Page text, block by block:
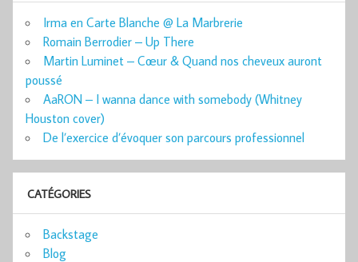
Irma en Carte Blanche @ La Marbrerie
Romain Berrodier – Up There
Martin Luminet – Cœur & Quand nos cheveux auront
poussé
AaRON – I wanna dance with somebody (Whitney
Houston cover)
De l’exercice d’évoquer son parcours professionnel
CATÉGORIES
Backstage
Blog